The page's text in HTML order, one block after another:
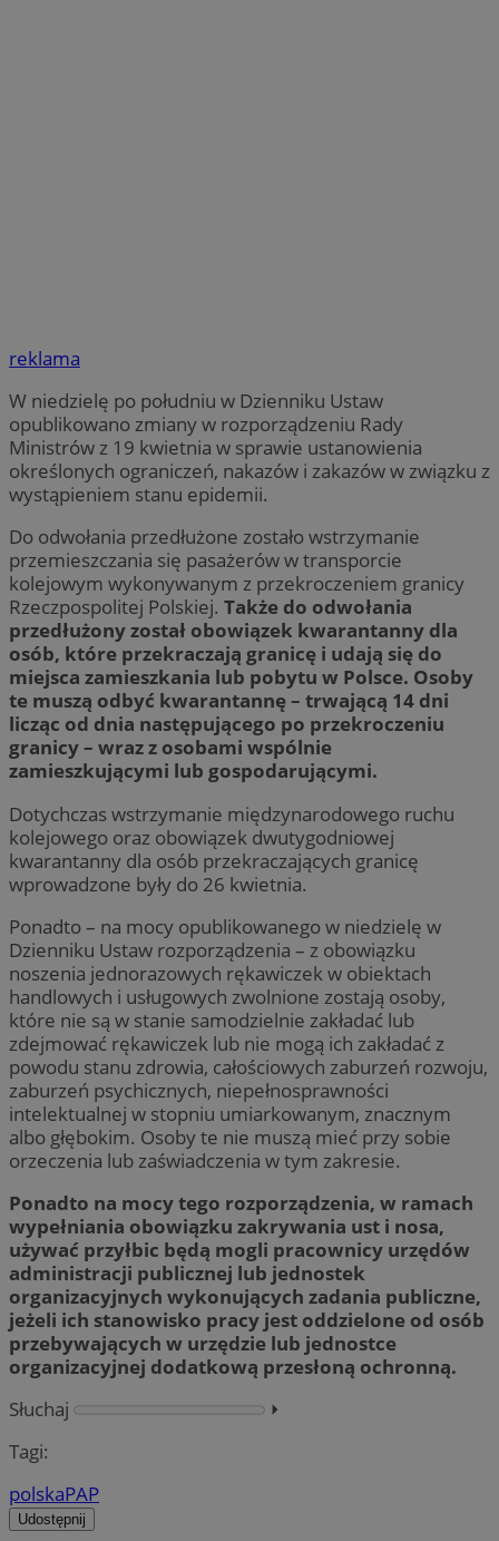
reklama
W niedzielę po południu w Dzienniku Ustaw
opublikowano zmiany w rozporządzeniu Rady
Ministrów z 19 kwietnia w sprawie ustanowienia
określonych ograniczeń, nakazów i zakazów w związku z
wystąpieniem stanu epidemii.
Do odwołania przedłużone zostało wstrzymanie
przemieszczania się pasażerów w transporcie
kolejowym wykonywanym z przekroczeniem granicy
Rzeczpospolitej Polskiej. Także do odwołania
przedłużony został obowiązek kwarantanny dla
osób, które przekraczają granicę i udają się do
miejsca zamieszkania lub pobytu w Polsce. Osoby
te muszą odbyć kwarantannę – trwającą 14 dni
licząc od dnia następującego po przekroczeniu
granicy – wraz z osobami wspólnie
zamieszkującymi lub gospodarującymi.
Dotychczas wstrzymanie międzynarodowego ruchu
kolejowego oraz obowiązek dwutygodniowej
kwarantanny dla osób przekraczających granicę
wprowadzone były do 26 kwietnia.
Ponadto – na mocy opublikowanego w niedzielę w
Dzienniku Ustaw rozporządzenia – z obowiązku
noszenia jednorazowych rękawiczek w obiektach
handlowych i usługowych zwolnione zostają osoby,
które nie są w stanie samodzielnie zakładać lub
zdejmować rękawiczek lub nie mogą ich zakładać z
powodu stanu zdrowia, całościowych zaburzeń rozwoju,
zaburzeń psychicznych, niepełnosprawności
intelektualnej w stopniu umiarkowanym, znacznym
albo głębokim. Osoby te nie muszą mieć przy sobie
orzeczenia lub zaświadczenia w tym zakresie.
Ponadto na mocy tego rozporządzenia, w ramach
wypełniania obowiązku zakrywania ust i nosa,
używać przyłbic będą mogli pracownicy urzędów
administracji publicznej lub jednostek
organizacyjnych wykonujących zadania publiczne,
jeżeli ich stanowisko pracy jest oddzielone od osób
przebywających w urzędzie lub jednostce
organizacyjnej dodatkową przesłoną ochronną.
Słuchaj
⏵︎
Tagi:
polskaPAP
Udostępnij